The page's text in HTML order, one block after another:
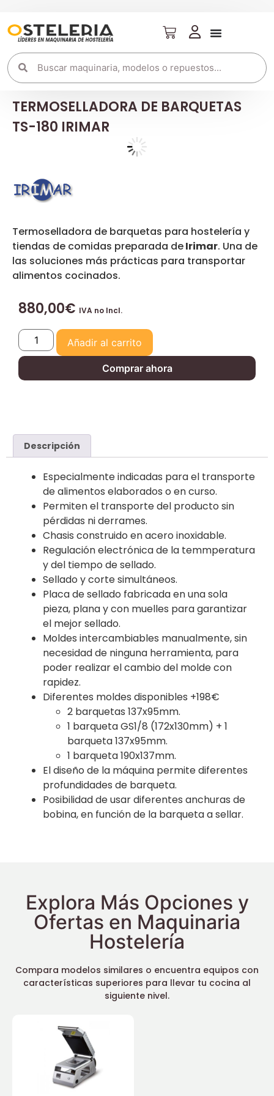
TERMOSELLADORA DE BARQUETAS
TS-180 IRIMAR
Termoselladora de barquetas para hostelería y
tiendas de comidas preparada deIrimar. Una de
las soluciones más prácticas para transportar
alimentos cocinados.
880,00€ IVA no Incl.
Añadir al carrito
Comprar ahora
Descripción
Especialmente indicadas para el transporte
de alimentos elaborados o en curso.
Permiten el transporte del producto sin
pérdidas ni derrames.
Chasis construido en acero inoxidable.
Regulación electrónica de la temmperatura
y del tiempo de sellado.
Sellado y corte simultáneos.
Placa de sellado fabricada en una sola
pieza, plana y con muelles para garantizar
el mejor sellado.
Moldes intercambiables manualmente, sin
necesidad de ninguna herramienta, para
poder realizar el cambio del molde con
rapidez.
Diferentes moldes disponibles +198€
2 barquetas 137x95mm.
1 barqueta GS1/8 (172x130mm) + 1
barqueta 137x95mm.
1 barqueta 190x137mm.
El diseño de la máquina permite diferentes
profundidades de barqueta.
Posibilidad de usar diferentes anchuras de
bobina, en función de la barqueta a sellar.
Explora Más Opciones y
Ofertas en Maquinaria
Hostelería
Compara modelos similares o encuentra equipos con
características superiores para llevar tu cocina al
siguiente nivel.